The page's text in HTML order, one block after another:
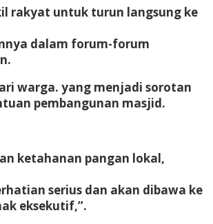
rakyat untuk turun langsung ke
dalam forum-forum
warga. yang menjadi sorotan
pembangunan masjid.
ketahanan pangan lokal,
serius dan akan dibawa ke
eksekutif,”.